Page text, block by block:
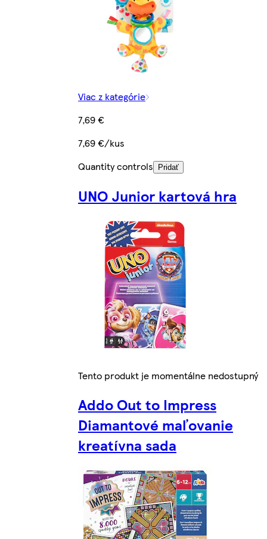
Viac z kategórie
7,69 €
7,69 €/kus
Quantity controls
Pridať
UNO Junior kartová hra
Tento produkt je momentálne nedostupný
Addo Out to Impress
Diamantové maľovanie
kreatívna sada